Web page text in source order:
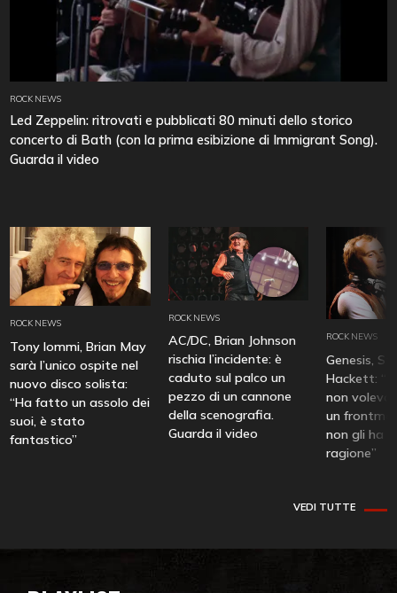
ROCK NEWS
Led Zeppelin: ritrovati e pubblicati 80 minuti dello storico
concerto di Bath (con la prima esibizione di Immigrant Song).
Guarda il video
ROCK NEWS
Tony Iommi, Brian May
sarà l’unico ospite nel
nuovo disco solista:
“Ha fatto un assolo dei
suoi, è stato
fantastico”
ROCK NEWS
AC/DC, Brian Johnson
rischia l’incidente: è
caduto sul palco un
pezzo di un cannone
della scenografia.
Guarda il video
ROCK NEWS
Genesis,
Hackett:
non voleva
un
non gli ha
ragione”
VEDI TUTTE